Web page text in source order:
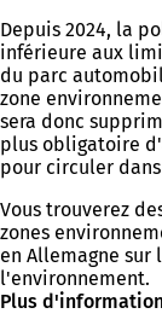
Depuis 2024, la
inférieure aux
du parc
zone
sera donc
plus obligatoire
pour circuler
Vous trouverez
zones
en Allemagne sur
l'environnement.
Plus